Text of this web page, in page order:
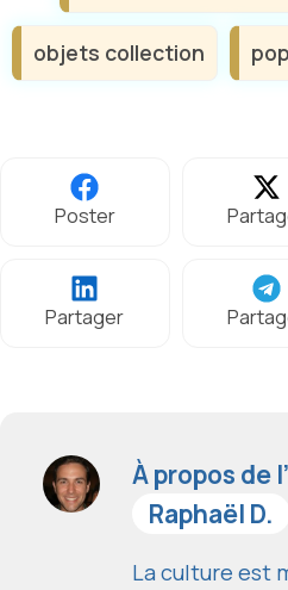
objets collection
Poster
Partager
À propos de
Raphaël D.
La culture est